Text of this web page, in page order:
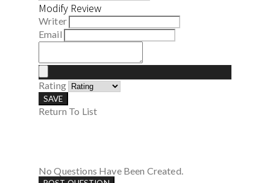
Modify Review
Writer
Email
Rating
SAVE
Return To List
No Questions Have Been Created.